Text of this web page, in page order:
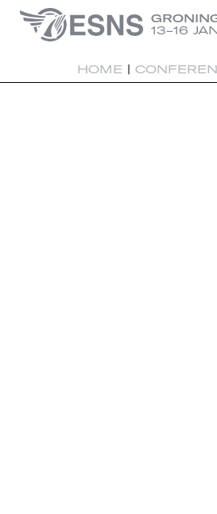
13-16
HOME |